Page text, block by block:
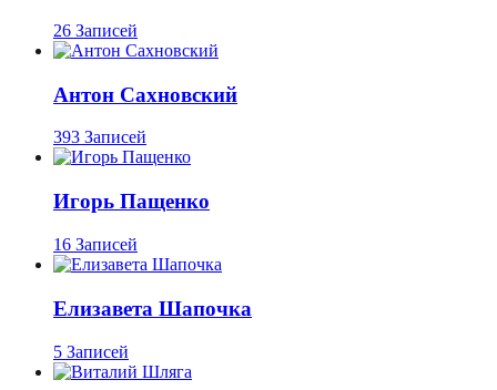
26 Записей
Антон Сахновский
393 Записей
Игорь Пащенко
16 Записей
Елизавета Шапочка
5 Записей